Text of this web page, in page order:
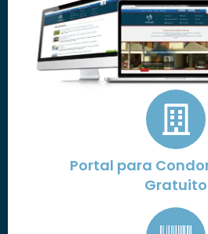
Portal para
Gratuito